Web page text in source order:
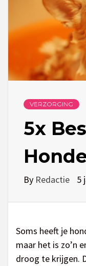
VERZORGING
5x
By Redactie 5
Soms heeft je
maar het is zo’n
droog te krijgen.